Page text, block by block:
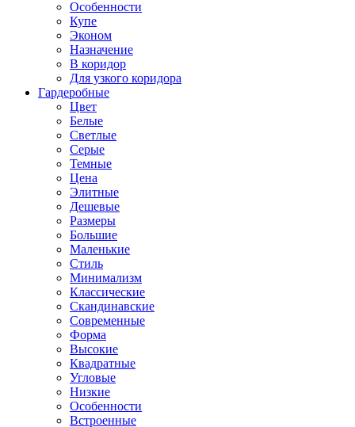
Особенности
Купе
Эконом
Назначение
В коридор
Для узкого коридора
Гардеробные
Цвет
Белые
Светлые
Серые
Темные
Цена
Элитные
Дешевые
Размеры
Большие
Маленькие
Стиль
Минимализм
Классические
Скандинавские
Современные
Форма
Высокие
Квадратные
Угловые
Низкие
Особенности
Встроенные